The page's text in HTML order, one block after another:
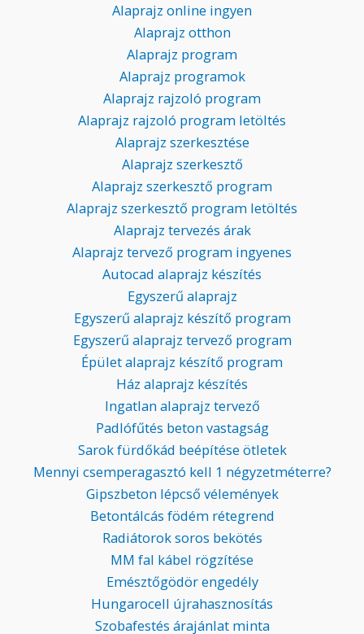
Alaprajz online ingyen
Alaprajz otthon
Alaprajz program
Alaprajz programok
Alaprajz rajzoló program
Alaprajz rajzoló program letöltés
Alaprajz szerkesztése
Alaprajz szerkesztő
Alaprajz szerkesztő program
Alaprajz szerkesztő program letöltés
Alaprajz tervezés árak
Alaprajz tervező program ingyenes
Autocad alaprajz készítés
Egyszerű alaprajz
Egyszerű alaprajz készítő program
Egyszerű alaprajz tervező program
Épület alaprajz készítő program
Ház alaprajz készítés
Ingatlan alaprajz tervező
Padlófűtés beton vastagság
Sarok fürdőkád beépítése ötletek
Mennyi csemperagasztó kell 1 négyzetméterre?
Gipszbeton lépcső vélemények
Betontálcás födém rétegrend
Radiátorok soros bekötés
MM fal kábel rögzítése
Emésztőgödör engedély
Hungarocell újrahasznosítás
Szobafestés árajánlat minta